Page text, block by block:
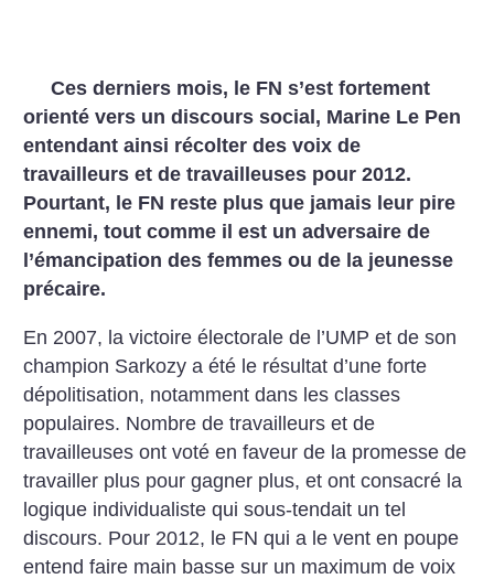
Ces derniers mois, le FN s’est fortement
orienté vers un discours social, Marine Le Pen
entendant ainsi récolter des voix de
travailleurs et de travailleuses pour 2012.
Pourtant, le FN reste plus que jamais leur pire
ennemi, tout comme il est un adversaire de
l’émancipation des femmes ou de la jeunesse
précaire.
En 2007, la victoire électorale de l’UMP et de son
champion Sarkozy a été le résultat d’une forte
dépolitisation, notamment dans les classes
populaires. Nombre de travailleurs et de
travailleuses ont voté en faveur de la promesse de
travailler plus pour gagner plus, et ont consacré la
logique individualiste qui sous-tendait un tel
discours. Pour 2012, le FN qui a le vent en poupe
entend faire main basse sur un maximum de voix